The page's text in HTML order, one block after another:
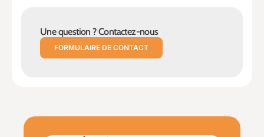
Une question ? Contactez-nous
FORMULAIRE DE CONTACT